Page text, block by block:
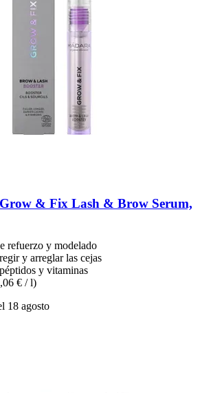
Grow & Fix Lash & Brow Serum,
refuerzo y modelado
y arreglar las cejas
y vitaminas
€ / l)
18 agosto